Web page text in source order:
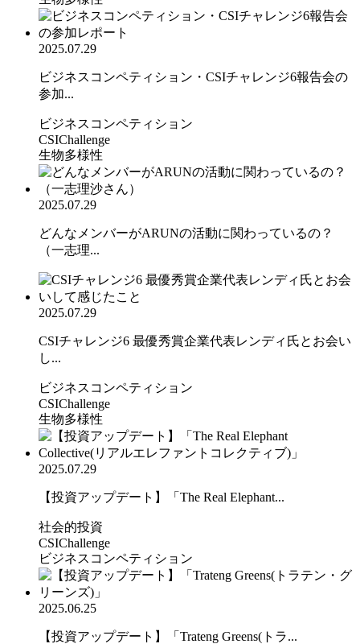
2025.07.29
ビジネスコンペティション・CSIチャレンジ6報告会の
参加...
ビジネスコンペティション
CSIChallenge
生物多様性
2025.07.29
どんなメンバーがARUNの活動に関わっているの？
（一志理...
2025.07.29
CSIチャレンジ6 最優秀賞企業代表レンディ氏とお会い
し...
ビジネスコンペティション
CSIChallenge
生物多様性
2025.07.29
【投資アップデート】「The Real Elephant...
社会的投資
CSIChallenge
ビジネスコンペティション
2025.06.25
【投資アップデート】「Trateng Greens(トラ...